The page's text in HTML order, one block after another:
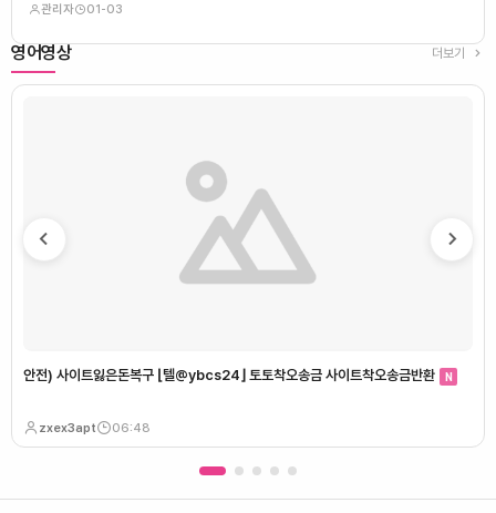
관리자 01-03
영어영상 더보기
안전) 사이트잃은돈복구 ⌊텔@ybcs24⌋ 토토착오송금 사이트착오송금반환 N
zxex3apt 06:48